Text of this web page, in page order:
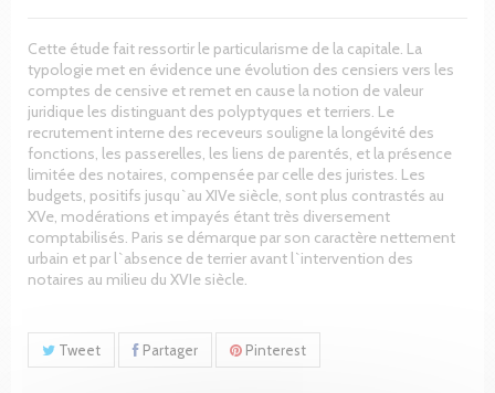
Cette étude fait ressortir le particularisme de la capitale. La
typologie met en évidence une évolution des censiers vers les
comptes de censive et remet en cause la notion de valeur
juridique les distinguant des polyptyques et terriers. Le
recrutement interne des receveurs souligne la longévité des
fonctions, les passerelles, les liens de parentés, et la présence
limitée des notaires, compensée par celle des juristes. Les
budgets, positifs jusqu`au XIVe siècle, sont plus contrastés au
XVe, modérations et impayés étant très diversement
comptabilisés. Paris se démarque par son caractère nettement
urbain et par l`absence de terrier avant l`intervention des
notaires au milieu du XVIe siècle.
Tweet Partager Pinterest